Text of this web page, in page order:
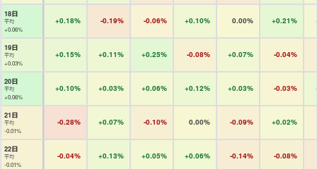
18日
平均
+0.06%
+0.18% -0.19% -0.06% +0.10% 0.00% +0.21%
19日
平均
+0.03%
+0.15% +0.11% +0.25% -0.08% +0.07% -0.04%
20日
平均
+0.06%
+0.10% +0.03% +0.06% +0.12% +0.03% -0.03%
21日
平均
-0.01%
-0.28% +0.07% -0.10% 0.00% -0.09% +0.02%
22日
平均
-0.01%
-0.04% +0.13% +0.05% +0.06% -0.14% -0.08%